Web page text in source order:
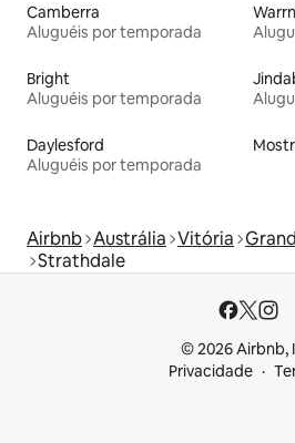
Camberra
Aluguéis por temporada
Bright
Aluguéis por temporada
Daylesford
Aluguéis por temporada
Airbnb Austrália Vitória
Strathdale
© 2026 Airbnb,
Privacidade